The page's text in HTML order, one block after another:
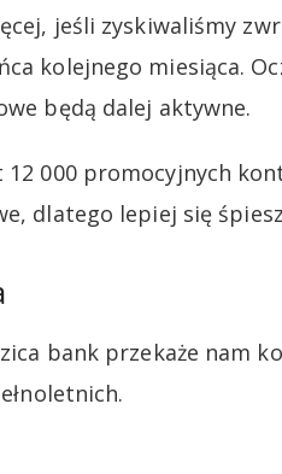
jeśli zyskiwaliśmy
kolejnego miesiąca.
będą dalej aktywne.
000 promocyjnych
dlatego lepiej się
bank przekaże nam